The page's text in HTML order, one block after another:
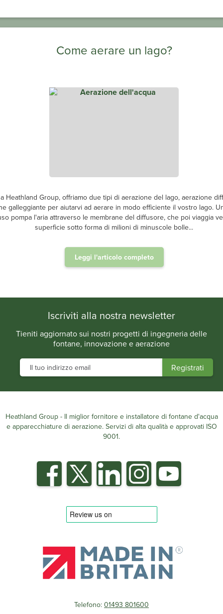
Come aerare un lago?
Heathland Group, offriamo due tipi di aerazione del lago, aerazione
galleggiante per aiutarvi ad aerare in modo efficiente il vostro lago.
pompa l'aria attraverso le membrane del diffusore, che poi viaggia
superficie sotto forma di milioni di minuscole bolle...
Leggi l'articolo completo
Iscriviti alla nostra newsletter
Tieniti aggiornato sui nostri progetti di ingegneria delle
fontane, innovazione e aerazione
Heathland Group - Il miglior fornitore e installatore di fontane d'acqua
e apparecchiature di aerazione. Servizi di alta qualità e approvati ISO
9001.
Telefono: 01493 801600